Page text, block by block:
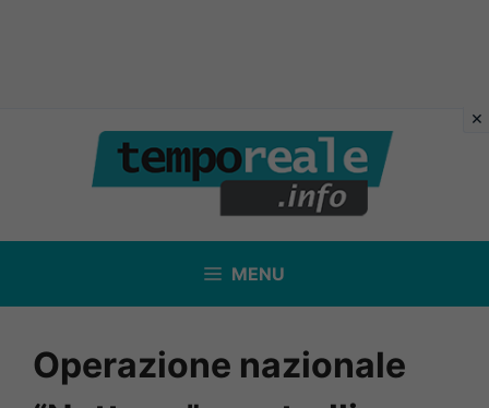
contenuto
MENU
Operazione nazionale